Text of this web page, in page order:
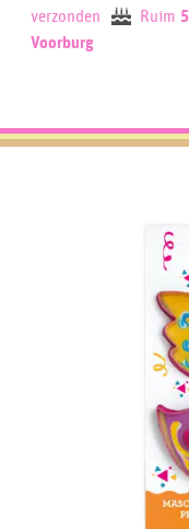
verzonden
Ruim
Voorburg